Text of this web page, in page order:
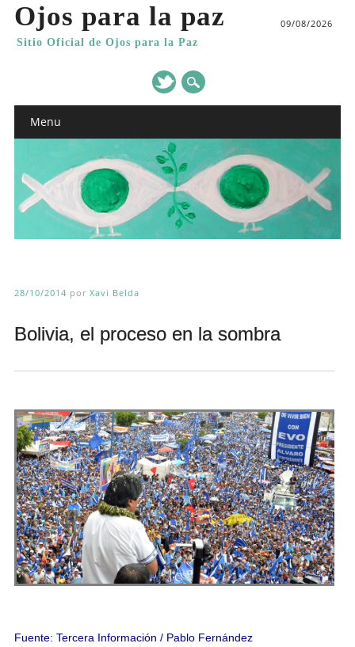
Ojos para la paz
Sitio Oficial de Ojos para la Paz
09/08/2026
Main menu
Menu
28/10/2014 por Xavi Belda
Bolivia, el proceso en la sombra
Fuente: Tercera Información / Pablo Fernández